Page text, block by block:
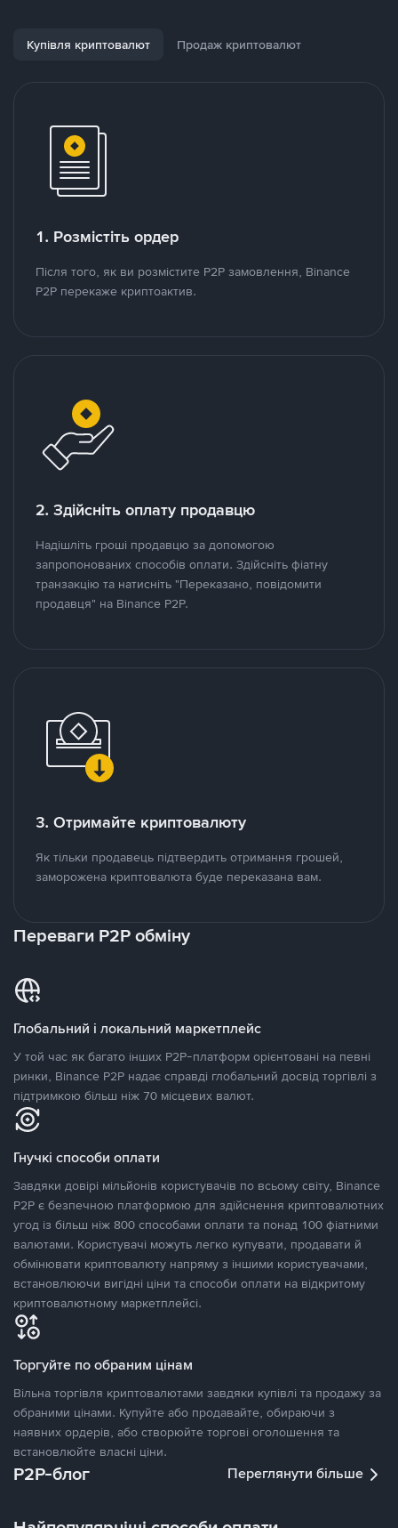
Купівля криптовалют Продаж криптовалют
1. Розмістіть ордер
Після того, як ви розмістите P2P замовлення, Binance
P2P перекаже криптоактив.
2. Здійсніть оплату продавцю
Надішліть гроші продавцю за допомогою
запропонованих способів оплати. Здійсніть фіатну
транзакцію та натисніть "Переказано, повідомити
продавця" на Binance P2P.
3. Отримайте криптовалюту
Як тільки продавець підтвердить отримання грошей,
заморожена криптовалюта буде переказана вам.
Переваги P2P обміну
Глобальний і локальний маркетплейс
У той час як багато інших P2P-платформ орієнтовані на певні
ринки, Binance P2P надає справді глобальний досвід торгівлі з
підтримкою більш ніж 70 місцевих валют.
Гнучкі способи оплати
Завдяки довірі мільйонів користувачів по всьому світу, Binance
P2P є безпечною платформою для здійснення криптовалютних
угод із більш ніж 800 способами оплати та понад 100 фіатними
валютами. Користувачі можуть легко купувати, продавати й
обмінювати криптовалюту напряму з іншими користувачами,
встановлюючи вигідні ціни та способи оплати на відкритому
криптовалютному маркетплейсі.
Торгуйте по обраним цінам
Вільна торгівля криптовалютами завдяки купівлі та продажу за
обраними цінами. Купуйте або продавайте, обираючи з
наявних ордерів, або створюйте торгові оголошення та
встановлюйте власні ціни.
P2P-блог Переглянути більше